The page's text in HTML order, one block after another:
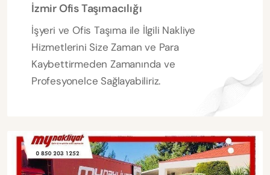
İzmir Ofis Taşımacılığı
İşyeri ve Ofis Taşıma ile İlgili Nakliye
Hizmetlerini Size Zaman ve Para
Kaybettirmeden Zamanında ve
Profesyonelce Sağlayabiliriz.